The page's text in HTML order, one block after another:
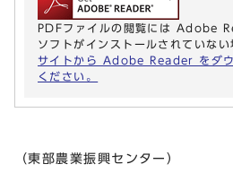
PDFファイルの閲覧には Adobe
ソフトがインストールされていない
サイトから Adobe Reader をダウ
ください。
（東部農業振興センター）